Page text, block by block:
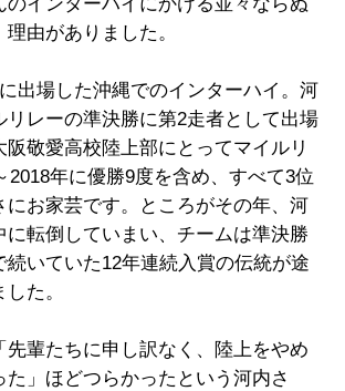
由がありました。
出場した沖縄でのインターハイ。河
リレーの準決勝に第2走者として出場
阪敬愛高校陸上部にとってマイルリ
2018年に優勝9度を含め、すべて3位
にお家芸です。ところがその年、河
に転倒していまい、チームは準決勝
続いていた12年連続入賞の伝統が途
た。
先輩たちに申し訳なく、陸上をやめ
た」ほどつらかったという河内さ